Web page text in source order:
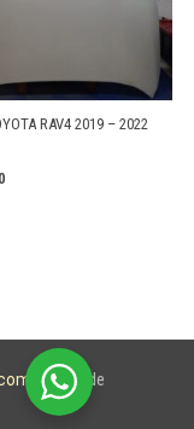
RAV4 2019 – 2022
Aviso de